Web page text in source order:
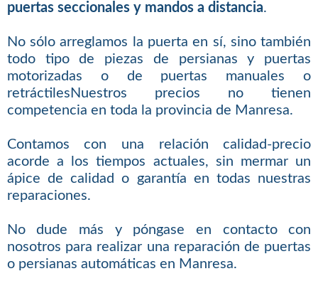
puertas seccionales y mandos a distancia.
No sólo arreglamos la puerta en sí, sino también
todo tipo de piezas de persianas y puertas
motorizadas o de puertas manuales o
retráctilesNuestros precios no tienen
competencia en toda la provincia de Manresa.
Contamos con una relación calidad-precio
acorde a los tiempos actuales, sin mermar un
ápice de calidad o garantía en todas nuestras
reparaciones.
No dude más y póngase en contacto con
nosotros para realizar una reparación de puertas
o persianas automáticas en Manresa.